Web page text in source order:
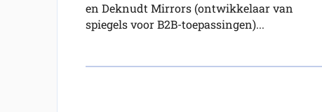
en Deknudt Mirrors (ontwikkelaar van
spiegels voor B2B-toepassingen)...